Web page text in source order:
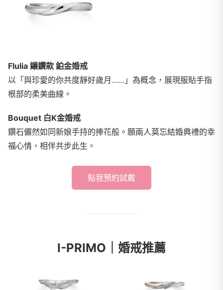
Flulia 鑲鑽款 鉑金婚戒
以「與珍愛的你共度靜好歲月……」為概念，展現服貼手指
根部的柔美曲線。
Bouquet 白K金婚戒
鑽石儼然如同新娘手持的捧花般。願兩人莫忘結婚典禮的幸
福心情，相伴共步此生。
點我預約試戴
I-PRIMO｜婚戒推薦